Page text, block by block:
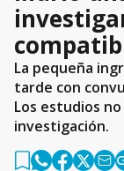
La pequeña
tarde con
Los estudios
investigación.